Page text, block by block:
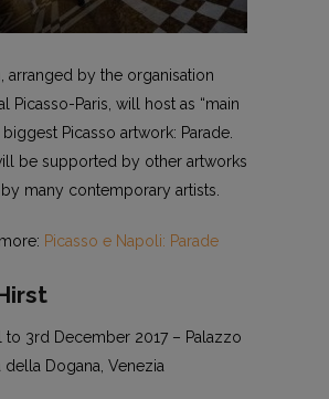
arranged by the organisation
Picasso-Paris, will host as “main
biggest Picasso artwork: Parade.
be supported by other artworks
many contemporary artists.
Picasso e Napoli: Parade
to 3rd December 2017 – Palazzo
della Dogana, Venezia